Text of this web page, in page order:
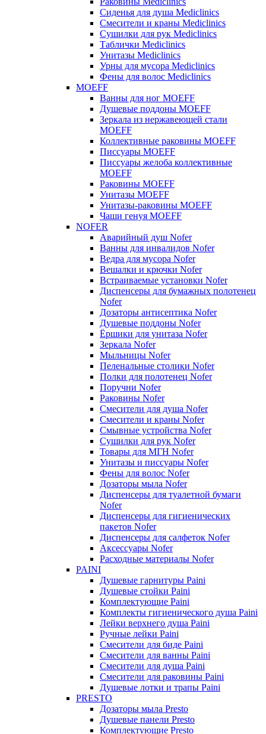
Сиденья для душа Mediclinics
Смесители и краны Mediclinics
Сушилки для рук Mediclinics
Таблички Mediclinics
Унитазы Mediclinics
Урны для мусора Mediclinics
Фены для волос Mediclinics
MOEFF
Ванны для ног MOEFF
Душевые поддоны MOEFF
Зеркала из нержавеющей стали
MOEFF
Коллективные раковины MOEFF
Писсуары MOEFF
Писсуары желоба коллективные
MOEFF
Раковины MOEFF
Унитазы MOEFF
Унитазы-раковины MOEFF
Чаши генуя MOEFF
NOFER
Аварийный душ Nofer
Ванны для инвалидов Nofer
Ведра для мусора Nofer
Вешалки и крючки Nofer
Встраиваемые установки Nofer
Диспенсеры для бумажных полотенец
Nofer
Дозаторы антисептика Nofer
Душевые поддоны Nofer
Ёршики для унитаза Nofer
Зеркала Nofer
Мыльницы Nofer
Пеленальные столики Nofer
Полки для полотенец Nofer
Поручни Nofer
Раковины Nofer
Смесители для душа Nofer
Смесители и краны Nofer
Смывные устройства Nofer
Сушилки для рук Nofer
Товары для МГН Nofer
Унитазы и писсуары Nofer
Фены для волос Nofer
Дозаторы мыла Nofer
Диспенсеры для туалетной бумаги
Nofer
Диспенсеры для гигиенических
пакетов Nofer
Диспенсеры для салфеток Nofer
Аксессуары Nofer
Расходные материалы Nofer
PAINI
Душевые гарнитуры Paini
Душевые стойки Paini
Комплектующие Paini
Комплекты гигиенического душа Paini
Лейки верхнего душа Paini
Ручные лейки Paini
Смесители для биде Paini
Смесители для ванны Paini
Смесители для душа Paini
Смесители для раковины Paini
Душевые лотки и трапы Paini
PRESTO
Дозаторы мыла Presto
Душевые панели Presto
Комплектующие Presto